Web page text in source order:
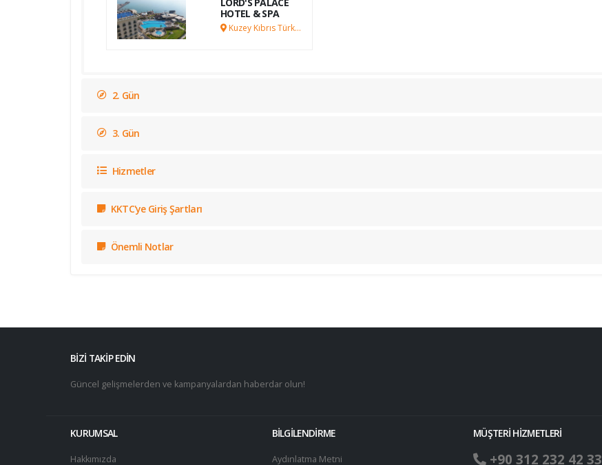
HOTEL & SPA
2. Gün
3. Gün
Hizmetler
KKTC'ye Giriş Şartları
Önemli Notlar
BİZİ TAKİP EDİN
Güncel gelişmelerden ve kampanyalardan haberdar olun!
KURUMSAL
Hakkımızda
BİLGİLENDİRME
Aydınlatma Metni
MÜŞTERİ HİZMETLERİ
+90 312 232 42 33